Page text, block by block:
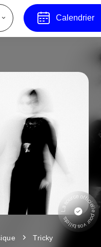
Calendrier
Tricky